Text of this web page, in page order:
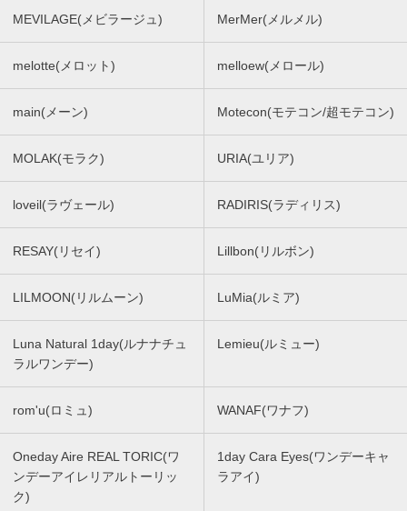
MEVILAGE(メビラージュ) MerMer(メルメル)
melotte(メロット) melloew(メロール)
main(メーン) Motecon(モテコン/超モテコン)
MOLAK(モラク) URIA(ユリア)
loveil(ラヴェール) RADIRIS(ラディリス)
RESAY(リセイ) Lillbon(リルボン)
LILMOON(リルムーン) LuMia(ルミア)
Luna Natural 1day(ルナナチュ
ラルワンデー)
Lemieu(ルミュー)
rom'u(ロミュ) WANAF(ワナフ)
Oneday Aire REAL TORIC(ワ
ンデーアイレリアルトーリッ
ク)
1day Cara Eyes(ワンデーキャ
ラアイ)